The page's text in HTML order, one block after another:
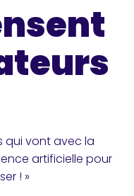
qui vont avec la
artificielle pour
! »